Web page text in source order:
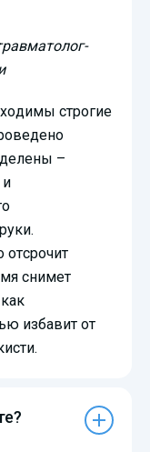
строгие
–
отсрочит
снимет
избавит от